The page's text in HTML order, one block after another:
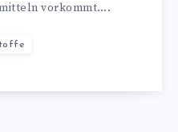
vorkommt….